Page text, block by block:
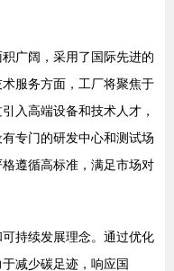
广阔，采用了国际先进的
服务方面，工厂将聚焦于
入高端设备和技术人才，
专门的研发中心和测试场
遵循高标准，满足市场对
持续发展理念。通过优化
减少碳足迹，响应国